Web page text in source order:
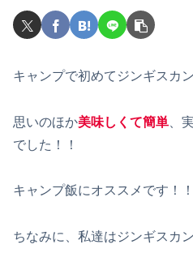
キャンプで初めてジンギスカ
思いのほか美味しくて簡単 、
でした！！
キャンプ飯にオススメです！！
ちなみに、私達はジンギスカ